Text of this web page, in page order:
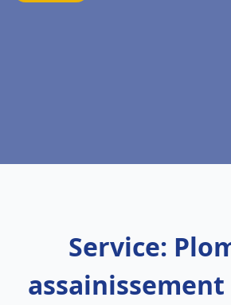
Service: